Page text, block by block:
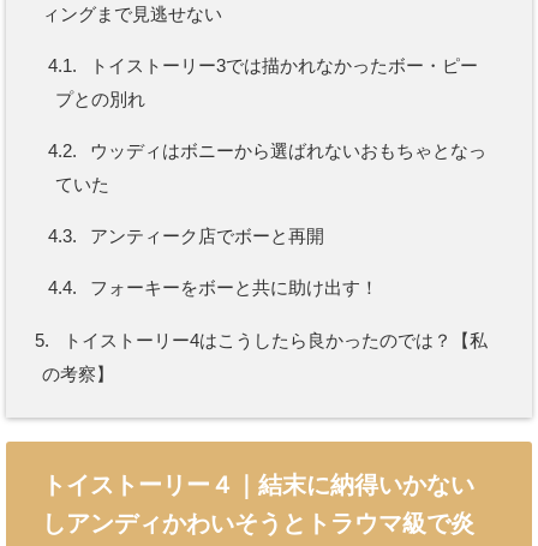
ィングまで見逃せない
4.1.
トイストーリー3では描かれなかったボー・ピー
プとの別れ
4.2.
ウッディはボニーから選ばれないおもちゃとなっ
ていた
4.3. アンティーク店でボーと再開
4.4. フォーキーをボーと共に助け出す！
5.
トイストーリー4はこうしたら良かったのでは？【私
の考察】
トイストーリー４｜結末に納得いかない
しアンディかわいそうとトラウマ級で炎